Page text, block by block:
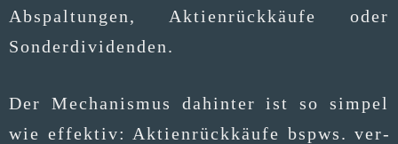
Abspal­tun­gen, Akti­en­rück­käu­fe oder
Sonderdividenden.
Der Mecha­nis­mus dahin­ter ist so sim­pel
wie effek­tiv: Akti­en­rück­käu­fe bspws. ver­